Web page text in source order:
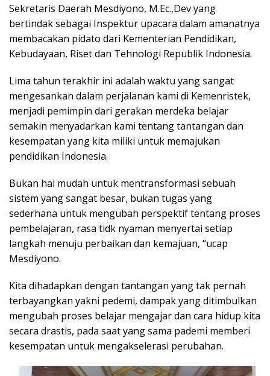
Sekretaris Daerah Mesdiyono, M.Ec.,Dev yang
bertindak sebagai Inspektur upacara dalam amanatnya
membacakan pidato dari Kementerian Pendidikan,
Kebudayaan, Riset dan Tehnologi Republik Indonesia.
Lima tahun terakhir ini adalah waktu yang sangat
mengesankan dalam perjalanan kami di Kemenristek,
menjadi pemimpin dari gerakan merdeka belajar
semakin menyadarkan kami tentang tantangan dan
kesempatan yang kita miliki untuk memajukan
pendidikan Indonesia.
Bukan hal mudah untuk mentransformasi sebuah
sistem yang sangat besar, bukan tugas yang
sederhana untuk mengubah perspektif tentang proses
pembelajaran, rasa tidk nyaman menyertai setiap
langkah menuju perbaikan dan kemajuan, “ucap
Mesdiyono.
Kita dihadapkan dengan tantangan yang tak pernah
terbayangkan yakni pedemi, dampak yang ditimbulkan
mengubah proses belajar mengajar dan cara hidup kita
secara drastis, pada saat yang sama pademi memberi
kesempatan untuk mengakselerasi perubahan.